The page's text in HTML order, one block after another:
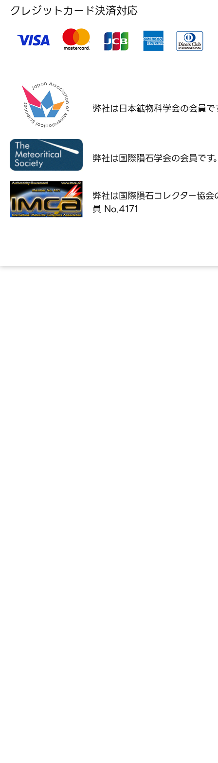
クレジットカード決済対応
弊社は日本鉱物科学会の会員で
弊社は国際隕石学会の会員です
弊社は国際隕石コレクター協会
員 No.4171